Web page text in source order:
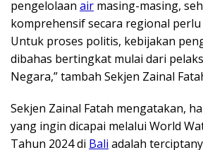
pengelolaan air masing-masing,
komprehensif secara regional
Untuk proses politis, kebijakan
dibahas bertingkat mulai dari
Negara,” tambah Sekjen Zainal
Sekjen Zainal Fatah mengatakan,
yang ingin dicapai melalui World
Tahun 2024 di Bali adalah